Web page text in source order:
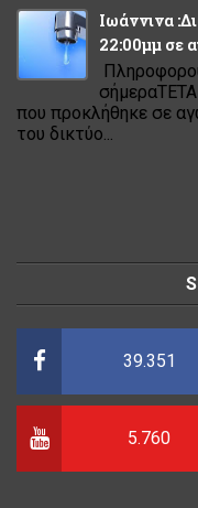
Ιωάννινα
22:00μμ σε
που προκλήθηκε σε
του δικτύο...
39.351
5.760